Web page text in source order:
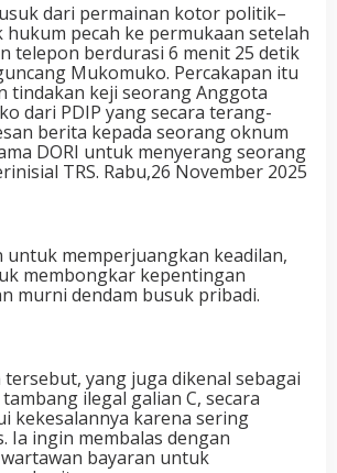
dari permainan kotor politik–
hukum pecah ke permukaan setelah
telepon berdurasi 6 menit 25 detik
Mukomuko. Percakapan itu
tindakan keji seorang Anggota
dari PDIP yang secara terang-
berita kepada seorang oknum
DORI untuk menyerang seorang
TRS. Rabu,26 November 2025
memperjuangkan keadilan,
membongkar kepentingan
murni dendam busuk pribadi.
yang juga dikenal sebagai
ilegal galian C, secara
kekesalannya karena sering
Ia ingin membalas dengan
bayaran untuk